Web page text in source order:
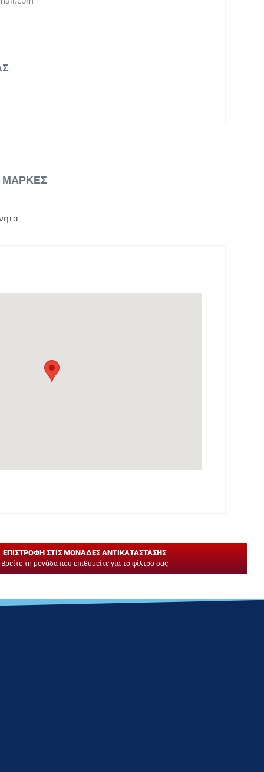
ΜΑΡΚΕΣ
ΕΠΙΣΤΡΟΦΗ ΣΤΙΣ ΜΟΝΑΔΕΣ ΑΝΤΙΚΑΤΑΣΤΑΣΗΣ
Βρείτε τη μονάδα που επιθυμείτε για το φίλτρο σας